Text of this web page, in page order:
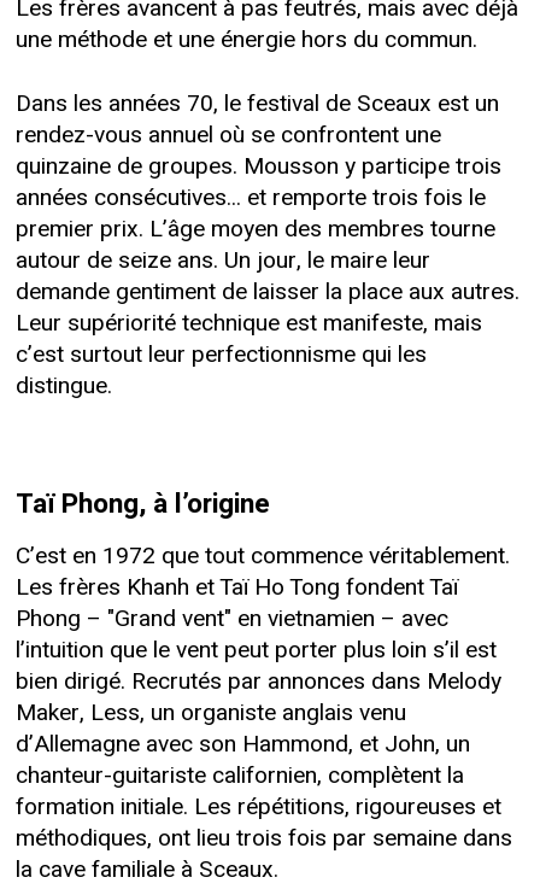
Les frères avancent à pas feutrés, mais avec déjà
une méthode et une énergie hors du commun.
Dans les années 70, le festival de Sceaux est un
rendez-vous annuel où se confrontent une
quinzaine de groupes. Mousson y participe trois
années consécutives... et remporte trois fois le
premier prix. L’âge moyen des membres tourne
autour de seize ans. Un jour, le maire leur
demande gentiment de laisser la place aux autres.
Leur supériorité technique est manifeste, mais
c’est surtout leur perfectionnisme qui les
distingue.
Taï Phong, à l’origine
C’est en 1972 que tout commence véritablement.
Les frères Khanh et Taï Ho Tong fondent Taï
Phong – "Grand vent" en vietnamien – avec
l’intuition que le vent peut porter plus loin s’il est
bien dirigé. Recrutés par annonces dans Melody
Maker, Less, un organiste anglais venu
d’Allemagne avec son Hammond, et John, un
chanteur-guitariste californien, complètent la
formation initiale. Les répétitions, rigoureuses et
méthodiques, ont lieu trois fois par semaine dans
la cave familiale à Sceaux.